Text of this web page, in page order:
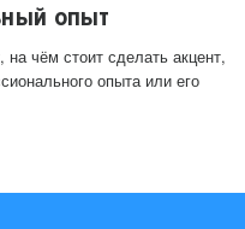
опыт
чём стоит сделать акцент,
опыта или его